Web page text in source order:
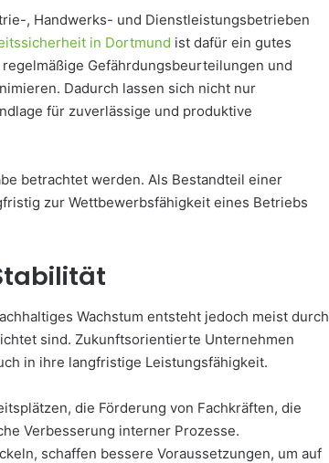
, Handwerks- und Dienstleistungsbetrieben
in Dortmund ist dafür ein gutes
Gefährdungsbeurteilungen und
Dadurch lassen sich nicht nur
für zuverlässige und produktive
betrachtet werden. Als Bestandteil einer
zur Wettbewerbsfähigkeit eines Betriebs
Wachstum entsteht jedoch meist durch
sind. Zukunftsorientierte Unternehmen
in ihre langfristige Leistungsfähigkeit.
die Förderung von Fachkräften, die
Verbesserung interner Prozesse.
schaffen bessere Voraussetzungen, um auf